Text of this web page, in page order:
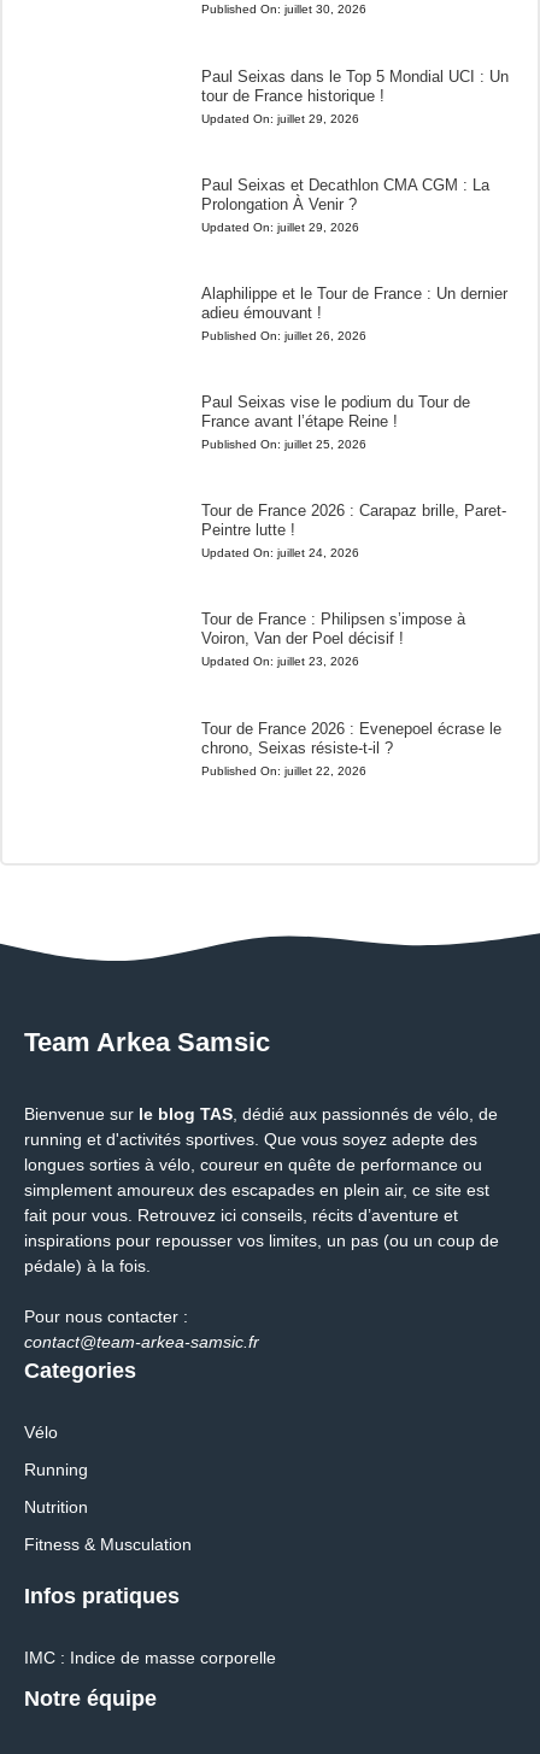
Published On: juillet 30, 2026
Paul Seixas dans le Top 5 Mondial UCI : Un
tour de France historique !
Updated On: juillet 29, 2026
Paul Seixas et Decathlon CMA CGM : La
Prolongation À Venir ?
Updated On: juillet 29, 2026
Alaphilippe et le Tour de France : Un dernier
adieu émouvant !
Published On: juillet 26, 2026
Paul Seixas vise le podium du Tour de
France avant l’étape Reine !
Published On: juillet 25, 2026
Tour de France 2026 : Carapaz brille, Paret-
Peintre lutte !
Updated On: juillet 24, 2026
Tour de France : Philipsen s’impose à
Voiron, Van der Poel décisif !
Updated On: juillet 23, 2026
Tour de France 2026 : Evenepoel écrase le
chrono, Seixas résiste-t-il ?
Published On: juillet 22, 2026
Team Arkea Samsic
Bienvenue sur le blog TAS, dédié aux passionnés de vélo, de
running et d'activités sportives. Que vous soyez adepte des
longues sorties à vélo, coureur en quête de performance ou
simplement amoureux des escapades en plein air, ce site est
fait pour vous. Retrouvez ici conseils, récits d’aventure et
inspirations pour repousser vos limites, un pas (ou un coup de
pédale) à la fois.
Pour nous contacter :
contact@team-arkea-samsic.fr
Categories
Vélo
Running
Nutrition
Fitness & Musculation
Infos pratiques
IMC : Indice de masse corporelle
Notre équipe